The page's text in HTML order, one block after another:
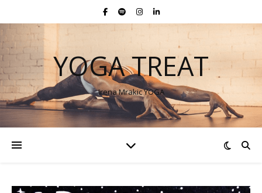
YOGA TREAT
Irena Mrakic YOGA